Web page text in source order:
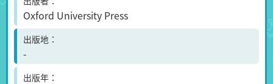
Oxford University Press
出版地
-
出版年